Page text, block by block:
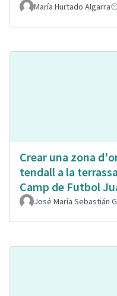
María Hurtado Algarra
Crear una zona
tendall a la
Camp de Futbol
José María Sebastián